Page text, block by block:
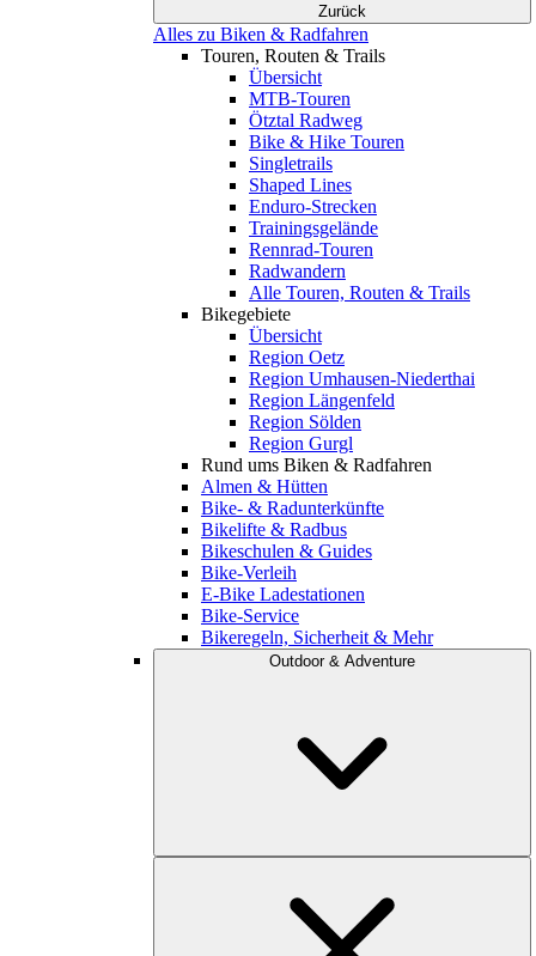
Zurück
Alles zu Biken & Radfahren
Touren, Routen & Trails
Übersicht
MTB-Touren
Ötztal Radweg
Bike & Hike Touren
Singletrails
Shaped Lines
Enduro-Strecken
Trainingsgelände
Rennrad-Touren
Radwandern
Alle Touren, Routen & Trails
Bikegebiete
Übersicht
Region Oetz
Region Umhausen-Niederthai
Region Längenfeld
Region Sölden
Region Gurgl
Rund ums Biken & Radfahren
Almen & Hütten
Bike- & Radunterkünfte
Bikelifte & Radbus
Bikeschulen & Guides
Bike-Verleih
E-Bike Ladestationen
Bike-Service
Bikeregeln, Sicherheit & Mehr
Outdoor & Adventure